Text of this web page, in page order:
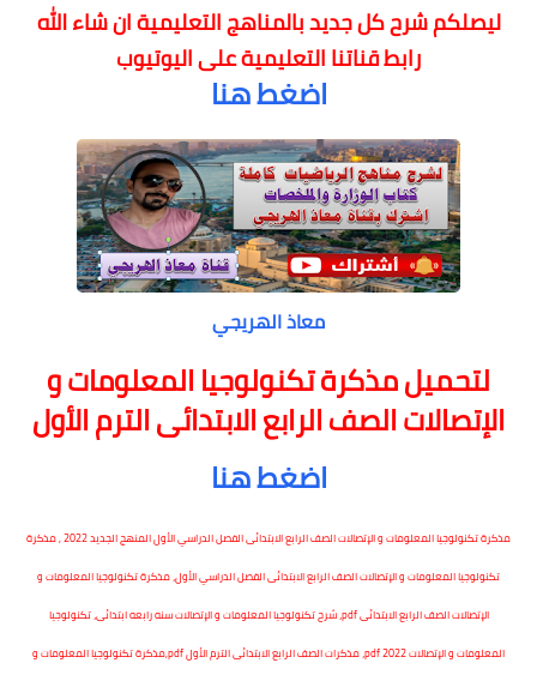
ليصلكم شرح كل جديد بالمناهج التعليميةان شاء الله
رابط قناتنا التعليمية على اليوتيوب
اضغط هنا
معاذ الهريجي
لتحميل مذكرة تكنولوجيا المعلومات و
الإتصالات الصف الرابع الابتدائى الترم الأول
اضغط هنا
مذكرة تكنولوجيا المعلومات و الإتصالات الصف الرابع الابتدائى الفصل الدراسي الأول المنهج الجديد 2022 , مذكرة
تكنولوجيا المعلومات و الإتصالات الصف الرابع الابتدائى الفصل الدراسي الأول، مذكرة تكنولوجيا المعلومات و
الإتصالات الصف الرابع الابتدائى pdf، شرح تكنولوجيا المعلومات و الإتصالات سنه رابعه ابتدائى، تكنولوجيا
المعلومات و الإتصالات pdf 2022، مذكرات الصف الرابع الابتدائى الترم الأول pdf,مذكرة تكنولوجيا المعلومات و